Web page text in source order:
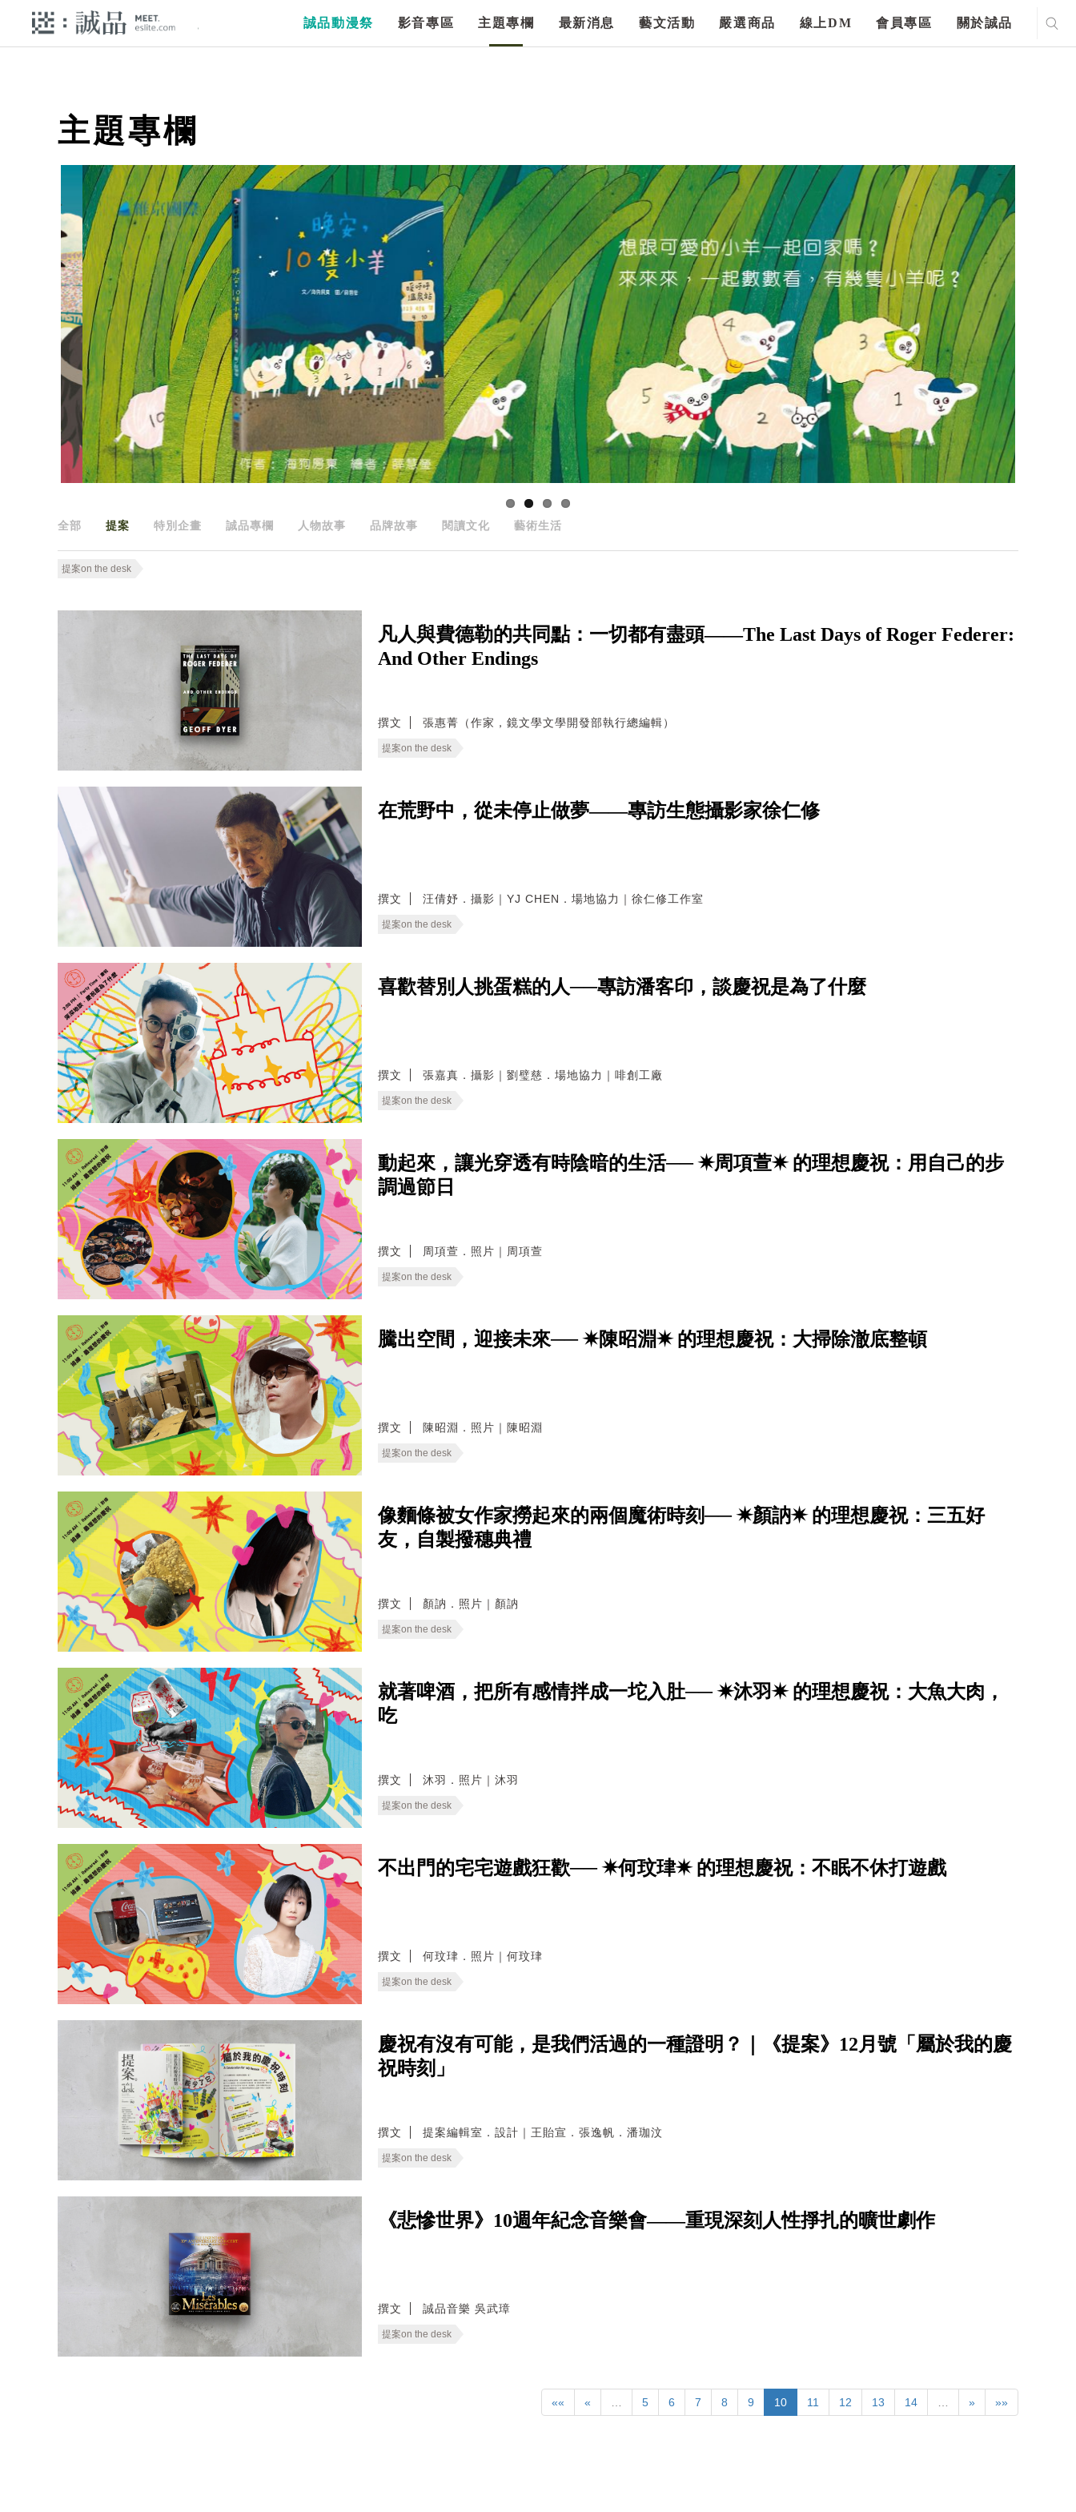
誠品動漫祭 影音專區 主題專欄 最新消息 藝文活動 嚴選商品 線上DM 會員專區 關於誠品
主題專欄
全部 提案 特別企畫 誠品專欄 人物故事 品牌故事 閱讀文化 藝術生活
提案on the desk
凡人與費德勒的共同點：一切都有盡頭——The Last Days of Roger Federer:
And Other Endings
撰文 張惠菁（作家，鏡文學文學開發部執行總編輯）
提案on the desk
在荒野中，從未停止做夢——專訪生態攝影家徐仁修
撰文 汪倩妤．攝影｜YJ CHEN．場地協力｜徐仁修工作室
提案on the desk
喜歡替別人挑蛋糕的人──專訪潘客印，談慶祝是為了什麼
撰文 張嘉真．攝影｜劉璧慈．場地協力｜啡創工廠
提案on the desk
動起來，讓光穿透有時陰暗的生活── ✷周項萱✷ 的理想慶祝：用自己的步
調過節日
撰文 周項萱．照片｜周項萱
提案on the desk
騰出空間，迎接未來── ✷陳昭淵✷ 的理想慶祝：大掃除澈底整頓
撰文 陳昭淵．照片｜陳昭淵
提案on the desk
像麵條被女作家撈起來的兩個魔術時刻── ✷顏訥✷ 的理想慶祝：三五好
友，自製撥穗典禮
撰文 顏訥．照片｜顏訥
提案on the desk
就著啤酒，把所有感情拌成一坨入肚── ✷沐羽✷ 的理想慶祝：大魚大肉，
吃
撰文 沐羽．照片｜沐羽
提案on the desk
不出門的宅宅遊戲狂歡── ✷何玟珒✷ 的理想慶祝：不眠不休打遊戲
撰文 何玟珒．照片｜何玟珒
提案on the desk
慶祝有沒有可能，是我們活過的一種證明？｜《提案》12月號「屬於我的慶
祝時刻」
撰文 提案編輯室．設計｜王貽宣．張逸帆．潘珈汶
提案on the desk
《悲慘世界》10週年紀念音樂會——重現深刻人性掙扎的曠世劇作
撰文 誠品音樂 吳武璋
提案on the desk
«« « … 5 6 7 8 9 10 11 12 13 14 … » »»